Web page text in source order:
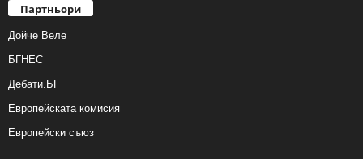
Партньори
Дойче Веле
БГНЕС
Дебати.БГ
Европейската комисия
Европейски съюз